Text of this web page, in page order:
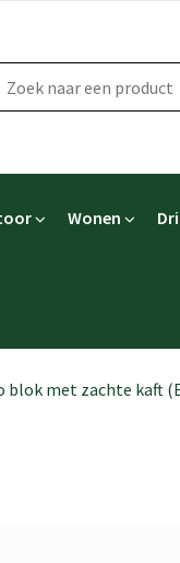
Wonen
blok met zachte kaft